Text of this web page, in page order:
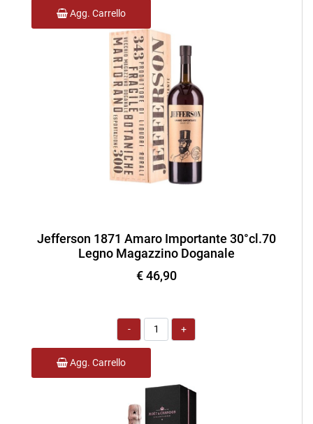
Agg. Carrello
Jefferson 1871 Amaro Importante 30°cl.70
Legno Magazzino Doganale
€ 46,90
Quantità
Agg. Carrello